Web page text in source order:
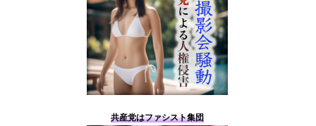
共産党はファシスト集団